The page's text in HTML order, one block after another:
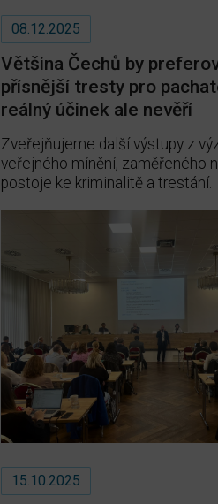
08.12.2025
Většina Čechů by
přísnější tresty pro
reálný účinek ale nevěří
Zveřejňujeme další výstupy z
veřejného mínění, zaměřeného
postoje ke kriminalitě a trestání.
15.10.2025